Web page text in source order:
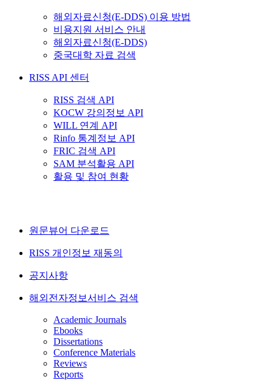
해외자료신청(E-DDS) 이용 방법
비용지원 서비스 안내
해외자료신청(E-DDS)
중국대학 자료 검색
RISS API 센터
RISS 검색 API
KOCW 강의정보 API
WILL 연계 API
Rinfo 통계정보 API
FRIC 검색 API
SAM 분석활용 API
활용 및 참여 현황
원문뷰어 다운로드
RISS 개인정보 재동의
공지사항
해외전자정보서비스 검색
Academic Journals
Ebooks
Dissertations
Conference Materials
Reviews
Reports